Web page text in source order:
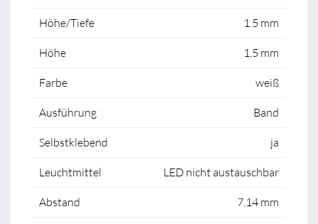
Höhe/Tiefe 1.5 mm
Höhe 1,5 mm
Farbe weiß
Ausführung Band
Selbstklebend ja
Leuchtmittel LED nicht austauschbar
Abstand 7.14 mm